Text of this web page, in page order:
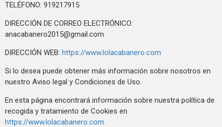
TELÉFONO: 919217915
DIRECCIÓN DE CORREO ELECTRÓNICO:
anacabanero2015@gmail.com
DIRECCIÓN WEB: https://www.lolacabanero.com
Si lo desea puede obtener más información sobre nosotros en
nuestro Aviso legal y Condiciones de Uso.
En esta página encontrará información sobre nuestra política de
recogida y tratamiento de Cookies en
https://www.lolacabanero.com.